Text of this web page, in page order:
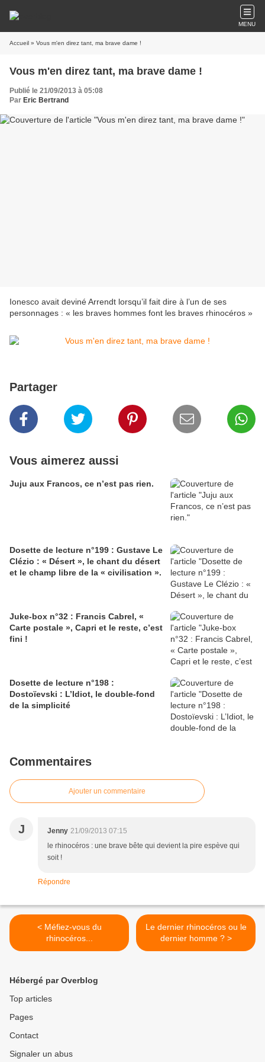
MENU
Accueil » Vous m'en direz tant, ma brave dame !
Vous m'en direz tant, ma brave dame !
Publié le 21/09/2013 à 05:08
Par Eric Bertrand
Ionesco avait deviné Arrendt lorsqu’il fait dire à l’un de ses
personnages : « les braves hommes font les braves rhinocéros »
Partager
Vous aimerez aussi
Juju aux Francos, ce n’est pas rien.
Dosette de lecture n°199 : Gustave Le
Clézio : « Désert », le chant du désert
et le champ libre de la « civilisation ».
Juke-box n°32 : Francis Cabrel, «
Carte postale », Capri et le reste, c’est
fini !
Dosette de lecture n°198 :
Dostoïevski : L’Idiot, le double-fond
de la simplicité
Commentaires
Ajouter un commentaire
J Jenny 21/09/2013 07:15
le rhinocéros : une brave bête qui devient la pire espève qui
soit !
Répondre
< Méfiez-vous du
rhinocéros...
Le dernier rhinocéros ou le
dernier homme ? >
Hébergé par Overblog
Top articles
Pages
Contact
Signaler un abus